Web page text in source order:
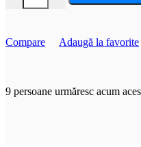
Compare Adaugă la favorite
9 persoane urmăresc acum